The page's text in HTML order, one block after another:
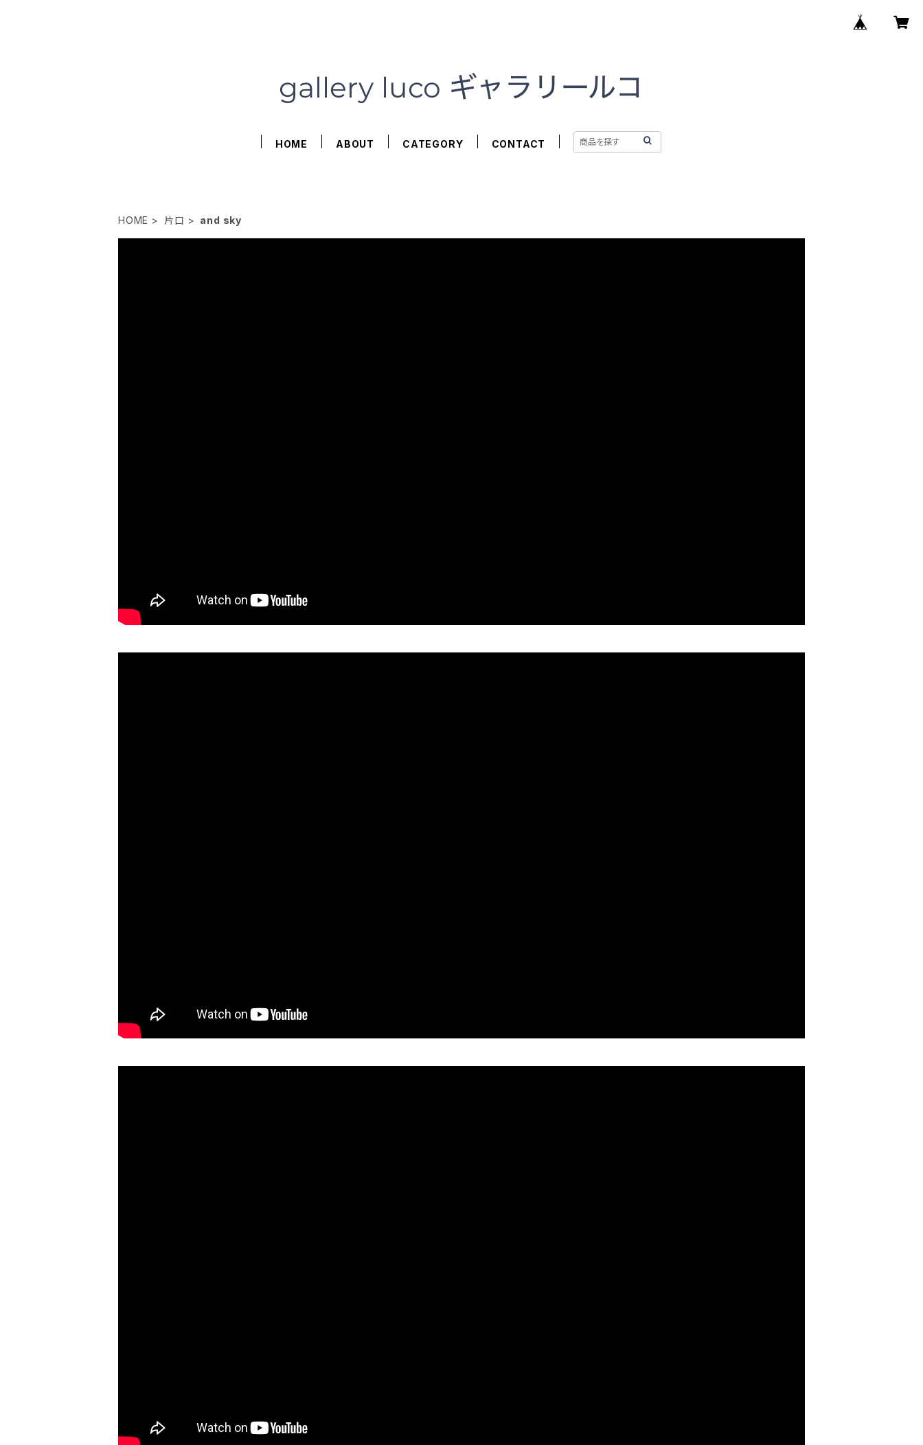
HOME ABOUT CATEGORY CONTACT
HOME 片口 and sky